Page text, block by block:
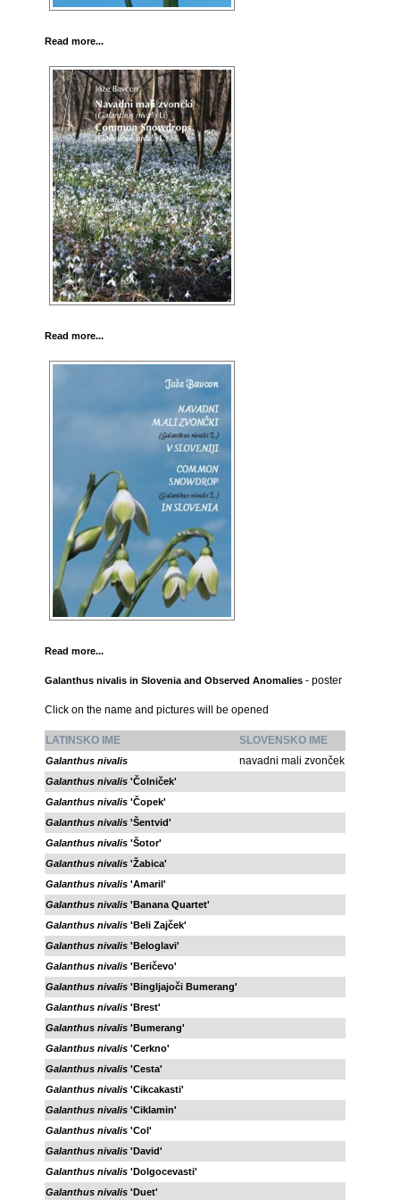
Read more...
Read more...
Read more...
Galanthus nivalis in Slovenia and Observed Anomalies - poster
Click on the name and pictures will be opened
LATINSKO IME SLOVENSKO IME
Galanthus nivalis navadni mali zvonček
Galanthus nivalis 'Čolniček'
Galanthus nivalis 'Čopek'
Galanthus nivalis 'Šentvid'
Galanthus nivalis 'Šotor'
Galanthus nivalis 'Žabica'
Galanthus nivalis 'Amaril'
Galanthus nivalis 'Banana Quartet'
Galanthus nivalis 'Beli Zajček'
Galanthus nivalis 'Beloglavi'
Galanthus nivalis 'Beričevo'
Galanthus nivalis 'Bingljajoči Bumerang'
Galanthus nivalis 'Brest'
Galanthus nivalis 'Bumerang'
Galanthus nivalis 'Cerkno'
Galanthus nivalis 'Cesta'
Galanthus nivalis 'Cikcakasti'
Galanthus nivalis 'Ciklamin'
Galanthus nivalis 'Col'
Galanthus nivalis 'David'
Galanthus nivalis 'Dolgocevasti'
Galanthus nivalis 'Duet'